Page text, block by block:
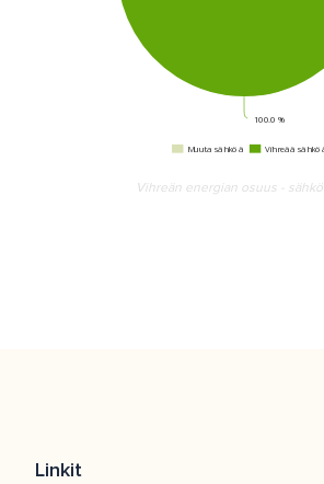
Vihreän energian osuus - sähkö
Linkit